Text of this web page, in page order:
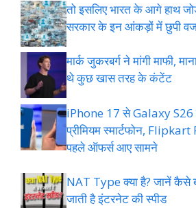
तो इसलिए भारत के आगे हाथ
सरकार के इन आंकड़ों में छुपी
मार्क जुकरबर्ग ने मांगी माफी,
थे कुछ खास तरह के कंटेंट
iPhone 17 से Galaxy S26
प्रीमियम स्मार्टफोन,
पहले ऑफर्स आए सामने
NAT Type क्या है? जानें कैसे
जाती है इंटरनेट की स्पीड